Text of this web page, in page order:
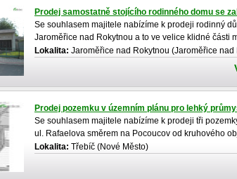
Prodej samostatně stojícího rodinného domu se
Se souhlasem majitele nabízíme k prodeji rodinný
Jaroměřice nad Rokytnou a to ve velice klidné části
Lokalita: Jaroměřice nad Rokytnou (Jaroměřice nad
Prodej pozemku v územním plánu pro lehký
Se souhlasem majitele nabízíme k prodeji tři
ul. Rafaelova směrem na Pocoucov od kruhového
Lokalita: Třebíč (Nové Město)